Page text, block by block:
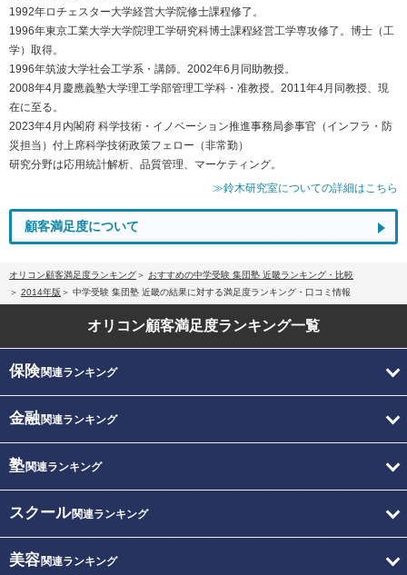
1992年ロチェスター大学経営大学院修士課程修了。
1996年東京工業大学大学院理工学研究科博士課程経営工学専攻修了。博士（工
学）取得。
1996年筑波大学社会工学系・講師。2002年6月同助教授。
2008年4月慶應義塾大学理工学部管理工学科・准教授。2011年4月同教授、現
在に至る。
2023年4月内閣府 科学技術・イノベーション推進事務局参事官（インフラ・防
災担当）付上席科学技術政策フェロー（非常勤）
研究分野は応用統計解析、品質管理、マーケティング。
≫鈴木研究室についての詳細はこちら
顧客満足度について
オリコン顧客満足度ランキング
おすすめの中学受験 集団塾 近畿ランキング・比較
2014年版
中学受験 集団塾 近畿の結果に対する満足度ランキング・口コミ情報
オリコン顧客満足度ランキング一覧
保険関連ランキング
金融関連ランキング
塾関連ランキング
スクール関連ランキング
美容関連ランキング